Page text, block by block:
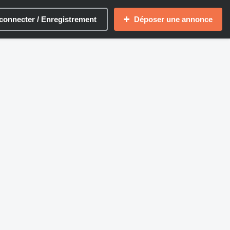
/ Enregistrement Déposer une annonce